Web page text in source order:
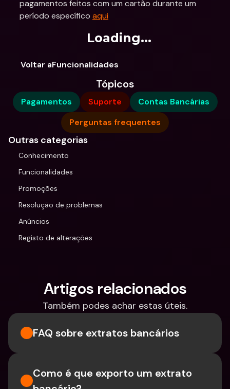
pagamentos feitos com um cartão durante um
período específico aqui
Loading...
Voltar aFuncionalidades
Tópicos
Pagamentos Suporte
Contas Bancárias
Perguntas frequentes
Outras categorias
Conhecimento
Funcionalidades
Promoções
Resolução de problemas
Anúncios
Registo de alterações
Artigos relacionados
Também podes achar estas úteis.
FAQ sobre extratos bancários
Como é que exporto um extrato